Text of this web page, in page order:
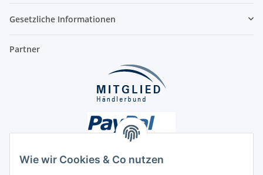
Wie wir Cookies & Co nutzen
Gesetzliche Informationen
Partner